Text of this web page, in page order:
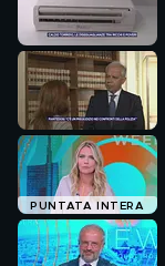
PUNTATA INTERA